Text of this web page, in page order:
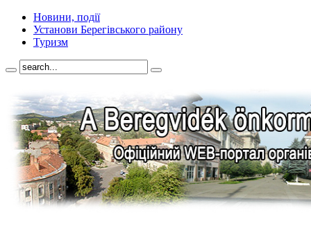
Новини, події
Установи Берегівського району
Туризм